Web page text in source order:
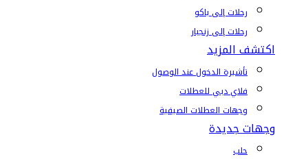
رحلات إلى باكو
رحلات إلى زنجبار
اكتشف المزيد
تأشيرة الدخول عند الوصول
فلاي دبي للعطلات
وجهات العطلات الصيفية
وجهات جديدة
حلب